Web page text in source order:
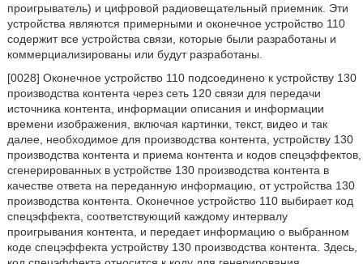
проигрыватель) и цифровой радиовещательный приемник. Эти
устройства являются примерными и оконечное устройство 110
содержит все устройства связи, которые были разработаны и
коммерциализированы или будут разработаны.
[0028] Оконечное устройство 110 подсоединено к устройству 130
производства контента через сеть 120 связи для передачи
источника контента, информации описания и информации
времени изображения, включая картинки, текст, видео и так
далее, необходимое для производства контента, устройству 130
производства контента и приема контента и кодов спецэффектов,
сгенерированных в устройстве 130 производства контента в
качестве ответа на переданную информацию, от устройства 130
производства контента. Оконечное устройство 110 выбирает код
спецэффекта, соответствующий каждому интервалу
проигрывания контента, и передает информацию о выбранном
коде спецэффекта устройству 130 производства контента. Здесь,